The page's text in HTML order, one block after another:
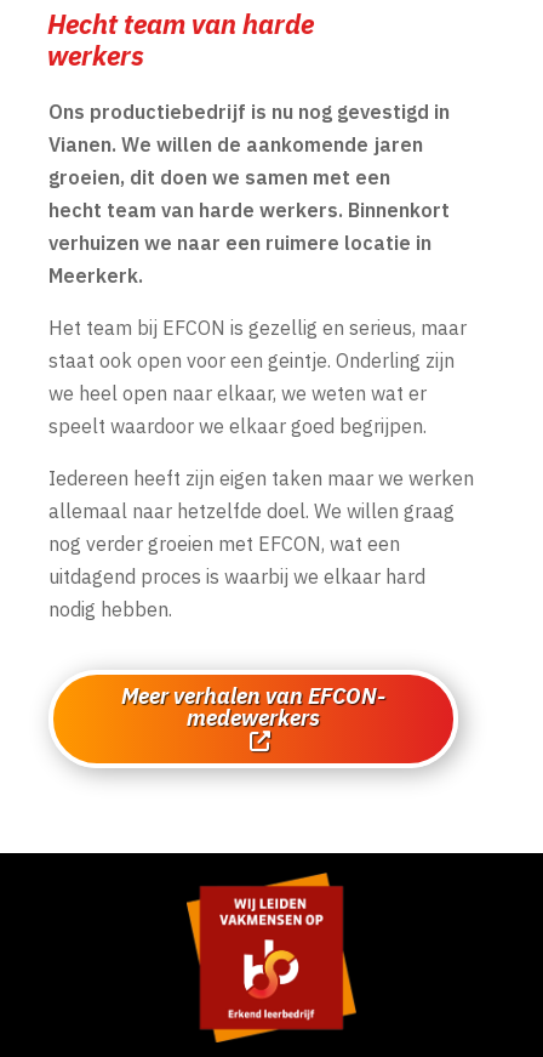
Hecht team van harde
werkers
Ons productiebedrijf is nu nog gevestigd in
Vianen. We willen de aankomende jaren
groeien, dit doen we samen met een
hecht team van harde werkers. Binnenkort
verhuizen we naar een ruimere locatie in
Meerkerk.
Het team bij EFCON is gezellig en serieus, maar
staat ook open voor een geintje. Onderling zijn
we heel open naar elkaar, we weten wat er
speelt waardoor we elkaar goed begrijpen.
Iedereen heeft zijn eigen taken maar we werken
allemaal naar hetzelfde doel. We willen graag
nog verder groeien met EFCON, wat een
uitdagend proces is waarbij we elkaar hard
nodig hebben.
Meer verhalen van EFCON-
medewerkers